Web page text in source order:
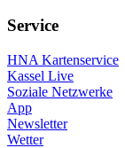
Service
HNA Kartenservice
Kassel Live
Soziale Netzwerke
App
Newsletter
Wetter